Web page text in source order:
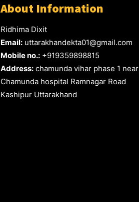
About Information
Ridhima Dixit
Email: uttarakhandekta01@gmail.com
Mobile no.: +919359898815
Address: chamunda vihar phase 1 near
Chamunda hospital Ramnagar Road
Kashipur Uttarakhand